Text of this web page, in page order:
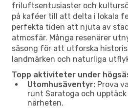
friluftsentusiaster och
på kaféer till att delta i lokala
perfekta tiden att njuta av
atmosfär. Många resenärer
säsong för att utforska
landmärken och naturliga
Topp aktiviteter under
Utomhusäventyr: Prova
runt Saratoga och
närheten.